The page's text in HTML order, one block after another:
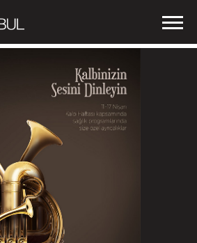
İŞLERİMİZ
NEDEN GLIESE?
HABERLER
İLETİŞİM